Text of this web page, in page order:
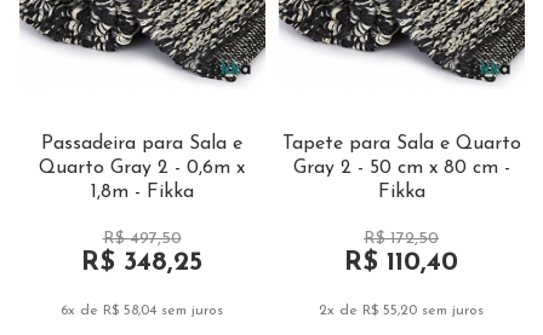
Passadeira para Sala e
Quarto Gray 2 - 0,6m x
1,8m - Fikka
R$ 497,50
R$ 348,25
6x de R$ 58,04 sem juros
Tapete para Sala e Quarto
Gray 2 - 50 cm x 80 cm -
Fikka
R$ 172,50
R$ 110,40
2x de R$ 55,20 sem juros